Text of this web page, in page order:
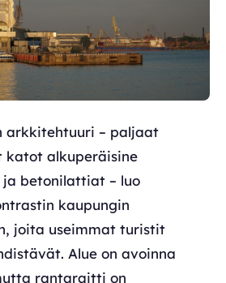
arkkitehtuuri – paljaat
alkuperäisine
betonilattiat – luo
kaupungin
joita useimmat turistit
Alue on avoinna
rantaraitti on